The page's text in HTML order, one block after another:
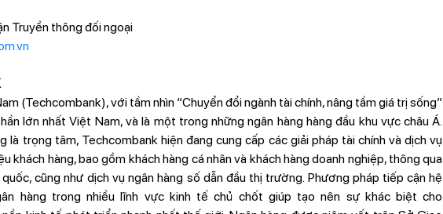
Truyền thông đối ngoại
(Techcombank), với tầm nhìn “Chuyển đổi ngành tài chính, nâng tầm giá trị sống”
lớn nhất Việt Nam, và là một trong những ngân hàng hàng đầu khu vực châu Á.
là trọng tâm, Techcombank hiện đang cung cấp các giải pháp tài chính và dịch vụ
khách hàng, bao gồm khách hàng cá nhân và khách hàng doanh nghiệp, thông qua
cũng như dịch vụ ngân hàng số dẫn đầu thị trường. Phương pháp tiếp cận hệ
hàng trong nhiều lĩnh vực kinh tế chủ chốt giúp tạo nên sự khác biệt cho